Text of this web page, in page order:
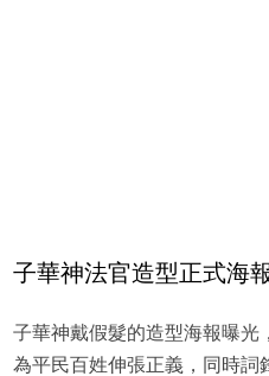
子華神法官造型正式海
子華神戴假髮的造型海報曝光
為平民百姓伸張正義，同時詞